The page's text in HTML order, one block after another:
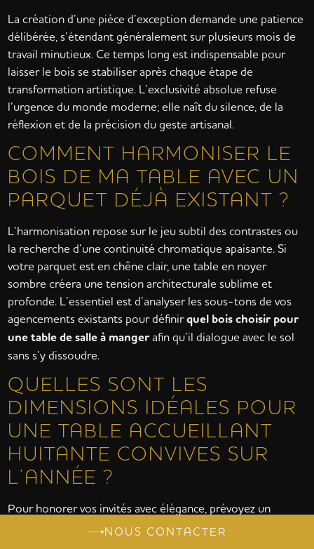
La création d’une pièce d’exception demande une patience
délibérée, s’étendant généralement sur plusieurs mois de
travail minutieux. Ce temps long est indispensable pour
laisser le bois se stabiliser après chaque étape de
transformation artistique. L’exclusivité absolue refuse
l’urgence du monde moderne; elle naît du silence, de la
réflexion et de la précision du geste artisanal.
COMMENT HARMONISER LE
BOIS DE MA TABLE AVEC UN
PARQUET DÉJÀ EXISTANT ?
L’harmonisation repose sur le jeu subtil des contrastes ou
la recherche d’une continuité chromatique apaisante. Si
votre parquet est en chêne clair, une table en noyer
sombre créera une tension architecturale sublime et
profonde. L’essentiel est d’analyser les sous-tons de vos
agencements existants pour définirquel bois choisir pour
une table de salle à mangerafin qu’il dialogue avec le sol
sans s’y dissoudre.
QUELLES SONT LES
DIMENSIONS IDÉALES POUR
UNE TABLE ACCUEILLANT
HUITANTE CONVIVES SUR
L’ANNÉE ?
Pour honorer vos invités avec élégance, prévoyez un
espace de soixante à septante centimètres par convive. Si
NOUS CONTACTER